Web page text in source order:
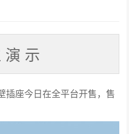
演 示
插座今日在全平台开售，售